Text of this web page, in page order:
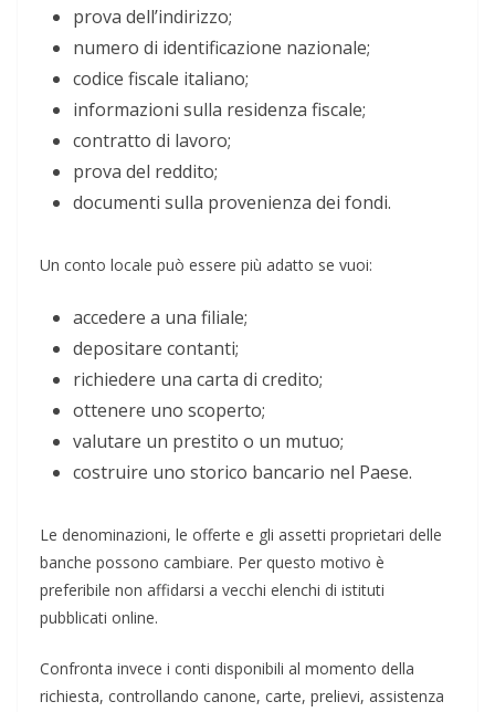
prova dell’indirizzo;
numero di identificazione nazionale;
codice fiscale italiano;
informazioni sulla residenza fiscale;
contratto di lavoro;
prova del reddito;
documenti sulla provenienza dei fondi.
Un conto locale può essere più adatto se vuoi:
accedere a una filiale;
depositare contanti;
richiedere una carta di credito;
ottenere uno scoperto;
valutare un prestito o un mutuo;
costruire uno storico bancario nel Paese.
Le denominazioni, le offerte e gli assetti proprietari delle
banche possono cambiare. Per questo motivo è
preferibile non affidarsi a vecchi elenchi di istituti
pubblicati online.
Confronta invece i conti disponibili al momento della
richiesta, controllando canone, carte, prelievi, assistenza